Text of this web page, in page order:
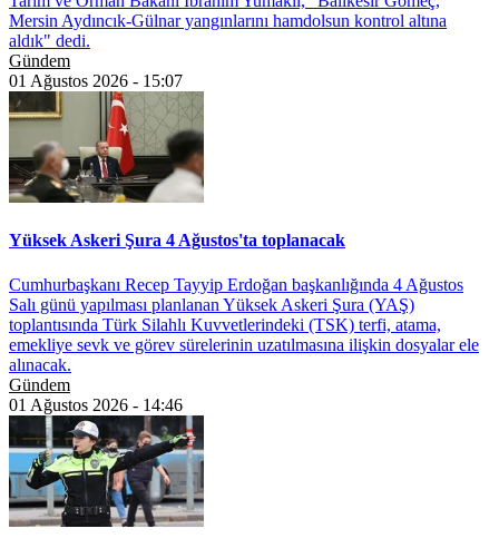
Mersin Aydıncık-Gülnar yangınlarını hamdolsun kontrol altına
aldık" dedi.
Gündem
01 Ağustos 2026 - 15:07
Yüksek Askeri Şura 4 Ağustos'ta toplanacak
Cumhurbaşkanı Recep Tayyip Erdoğan başkanlığında 4 Ağustos
Salı günü yapılması planlanan Yüksek Askeri Şura (YAŞ)
toplantısında Türk Silahlı Kuvvetlerindeki (TSK) terfi, atama,
emekliye sevk ve görev sürelerinin uzatılmasına ilişkin dosyalar ele
alınacak.
Gündem
01 Ağustos 2026 - 14:46